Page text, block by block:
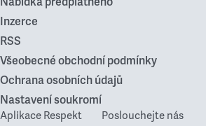
Inzerce
RSS
Všeobecné obchodní podmínky
Ochrana osobních údajů
Nastavení soukromí
Aplikace Respekt Poslouchejte nás